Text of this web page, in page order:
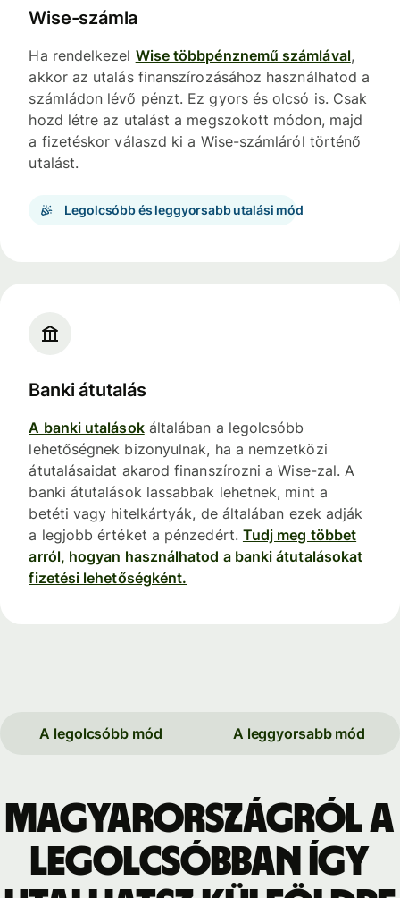
Wise-számla
Ha rendelkezel Wise többpénznemű számlával,
akkor az utalás finanszírozásához használhatod a
számládon lévő pénzt. Ez gyors és olcsó is. Csak
hozd létre az utalást a megszokott módon, majd
a fizetéskor válaszd ki a Wise-számláról történő
utalást.
Legolcsóbb és leggyorsabb utalási mód
Banki átutalás
A banki utalásokáltalában a legolcsóbb
lehetőségnek bizonyulnak, ha a nemzetközi
átutalásaidat akarod finanszírozni a Wise-zal. A
banki átutalások lassabbak lehetnek, mint a
betéti vagy hitelkártyák, de általában ezek adják
a legjobb értéket a pénzedért. Tudj meg többet
arról, hogyan használhatod a banki átutalásokat
fizetési lehetőségként.
A legolcsóbb mód A leggyorsabb mód
Magyarországról a
legolcsóbban így